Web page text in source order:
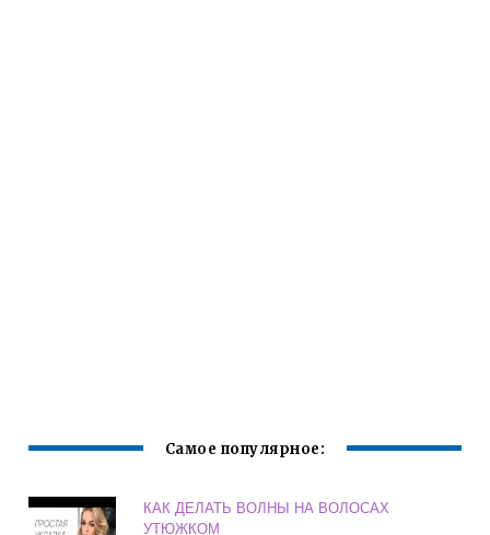
Самое популярное:
КАК ДЕЛАТЬ ВОЛНЫ НА ВОЛОСАХ
УТЮЖКОМ